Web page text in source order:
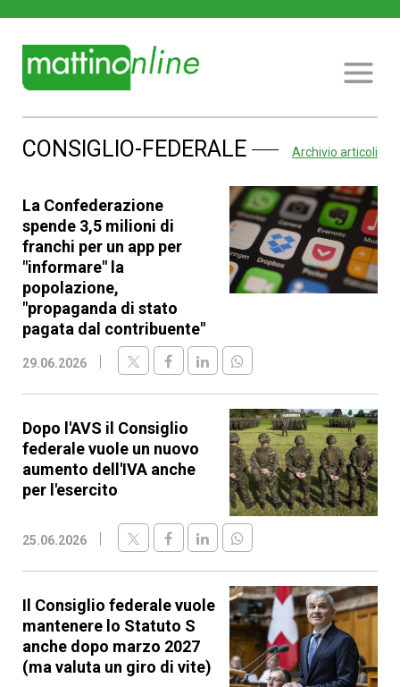
CONSIGLIO-FEDERALE Archivio articoli
La Confederazione
spende 3,5 milioni di
franchi per un app per
"informare" la
popolazione,
"propaganda di stato
pagata dal contribuente"
29.06.2026
Dopo l'AVS il Consiglio
federale vuole un nuovo
aumento dell'IVA anche
per l'esercito
25.06.2026
Il Consiglio federale vuole
mantenere lo Statuto S
anche dopo marzo 2027
(ma valuta un giro di vite)